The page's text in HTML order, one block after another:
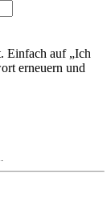
Einfach auf „Ich
erneuern und